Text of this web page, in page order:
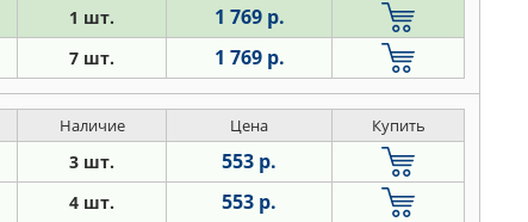
1 шт. 1 769 р.
7 шт. 1 769 р.
Наличие Цена Купить
3 шт. 553 р.
4 шт. 553 р.